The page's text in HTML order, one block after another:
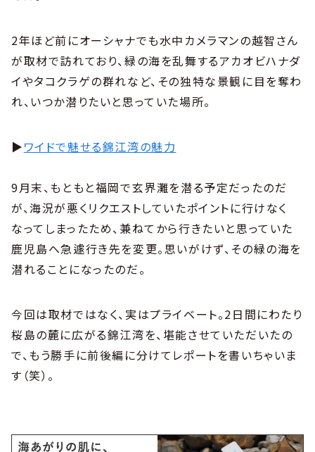
2年ほど前にオーシャナでも水中カメラマンの越智さん
が取材で訪れており、緑の海を乱舞するアカオビハナダ
イやタコクラゲの群れなど、その独特な景観に目を奪わ
れ、いつか潜りたいと思っていた場所。
▶︎ワイドで魅せる錦江湾の魅力
9月末、もともと福岡で玄界灘を潜る予定だったのだ
が、海況が悪くリクエストしていたポイントに行けなく
なってしまったため、兼ねてから行きたいと思っていた
鹿児島へ急遽行き先を変更。思いがけず、その緑の海を
潜れることになったのだ。
今回は取材ではなく、実はプライベート。2日間にわたり
桜島の麓に広がる錦江湾を、堪能させていただいたの
で、もう勝手に前後編に分けてレポートを書いちゃいま
す（笑）。